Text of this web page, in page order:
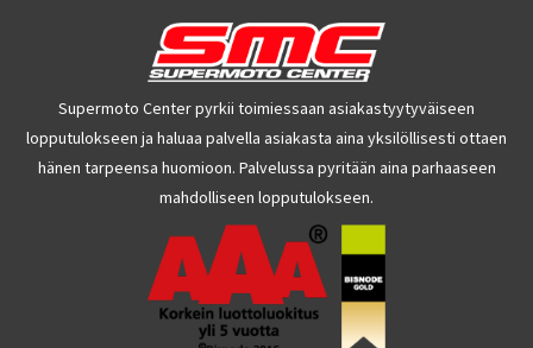
Supermoto Center pyrkii toimiessaan asiakastyytyväiseen
lopputulokseen ja haluaa palvella asiakasta aina yksilöllisesti ottaen
hänen tarpeensa huomioon. Palvelussa pyritään aina parhaaseen
mahdolliseen lopputulokseen.